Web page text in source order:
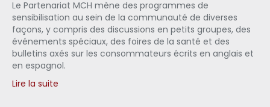
Le Partenariat MCH mène des programmes de
sensibilisation au sein de la communauté de diverses
façons, y compris des discussions en petits groupes, des
événements spéciaux, des foires de la santé et des
bulletins axés sur les consommateurs écrits en anglais et
en espagnol.
Lire la suite